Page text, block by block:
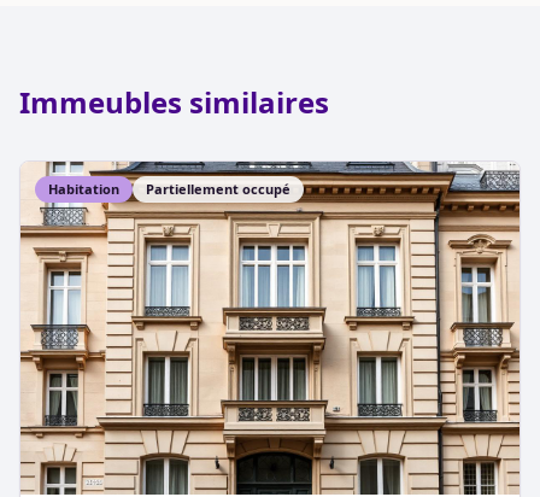
Immeubles similaires
Habitation Partiellement occupé